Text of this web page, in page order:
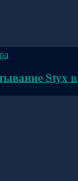
Styx